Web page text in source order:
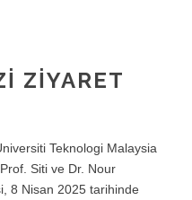
ZİYARET
Teknologi Malaysia
Siti ve Dr. Nour
8 Nisan 2025 tarihinde